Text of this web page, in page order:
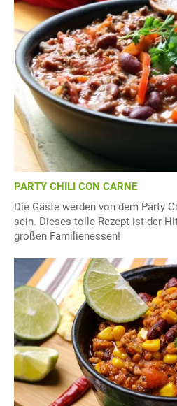
PARTY CHILI CON CARNE
Die Gäste werden von dem Party
sein. Dieses tolle Rezept ist der
großen Familienessen!